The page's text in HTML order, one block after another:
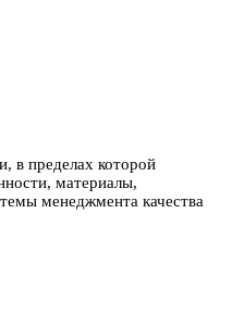
в пределах которой
материалы,
менеджмента качества